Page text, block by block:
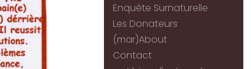
Enquête Surnaturelle
Les Donateurs
(mar)About
Contact